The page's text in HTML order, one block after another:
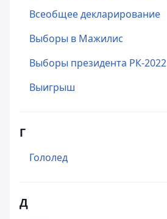
Всеобщее декларирование
Выборы в Мажилис
Выборы президента РК-2022
Выигрыш
Г
Гололед
Д